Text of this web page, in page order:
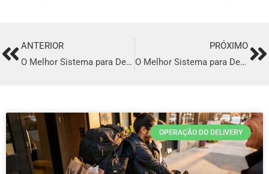
PrevANTERIOR
O Melhor Sistema para Delivery em Rondonópolis
PRÓXIMO
O Melhor Sistema para Delivery em Criciúma
OPERAÇÃO DO DELIVERY